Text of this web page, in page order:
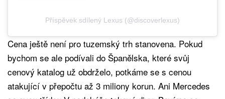
Příspěvek sdílený Lexus (@discoverlexus)
Cena ještě není pro tuzemský trh stanovena. Pokud
bychom se ale podívali do Španělska, které svůj
cenový katalog už obdrželo, potkáme se s cenou
atakující v přepočtu až 3 miliony korun. Ani Mercedes